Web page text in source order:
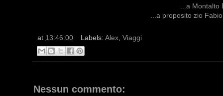
...a
...a proposito zio
at 13:46:00 Labels: Alex, Viaggi
Nessun commento: